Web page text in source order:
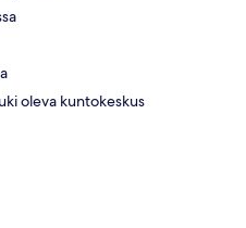
oleva kuntokeskus